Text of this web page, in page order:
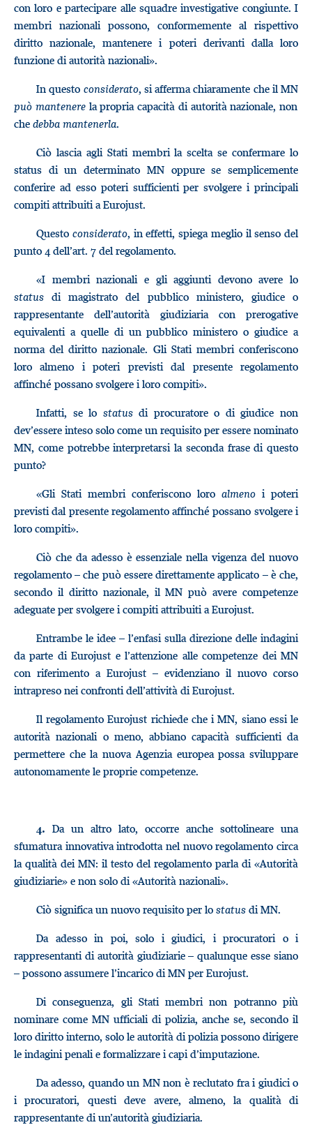
con loro e partecipare alle squadre investigative congiunte. I
membri nazionali possono, conformemente al rispettivo
diritto nazionale, mantenere i poteri derivanti dalla loro
funzione di autorità nazionali».
In questo considerato, si afferma chiaramente che il MN
può mantenerela propria capacità di autorità nazionale, non
che debba mantenerla.
Ciò lascia agli Stati membri la scelta se confermare lo
status di un determinato MN oppure se semplicemente
conferire ad esso poteri sufficienti per svolgere i principali
compiti attribuiti a Eurojust.
Questo considerato, in effetti, spiega meglio il senso del
punto 4 dell’art. 7 del regolamento.
«I membri nazionali e gli aggiunti devono avere lo
status di magistrato del pubblico ministero, giudice o
rappresentante dell’autorità giudiziaria con prerogative
equivalenti a quelle di un pubblico ministero o giudice a
norma del diritto nazionale. Gli Stati membri conferiscono
loro almeno i poteri previsti dal presente regolamento
affinché possano svolgere i loro compiti».
Infatti, se lo statusdi procuratore o di giudice non
dev’essere inteso solo come un requisito per essere nominato
MN, come potrebbe interpretarsi la seconda frase di questo
punto?
«Gli Stati membri conferiscono loro almeno i poteri
previsti dal presente regolamento affinché possano svolgere i
loro compiti».
Ciò che da adesso è essenziale nella vigenza del nuovo
regolamento – che può essere direttamente applicato – è che,
secondo il diritto nazionale, il MN può avere competenze
adeguate per svolgere i compiti attribuiti a Eurojust.
Entrambe le idee – l’enfasi sulla direzione delle indagini
da parte di Eurojust e l’attenzione alle competenze dei MN
con riferimento a Eurojust – evidenziano il nuovo corso
intrapreso nei confronti dell’attività di Eurojust.
Il regolamento Eurojust richiede che i MN, siano essi le
autorità nazionali o meno, abbiano capacità sufficienti da
permettere che la nuova Agenzia europea possa sviluppare
autonomamente le proprie competenze.
4. Da un altro lato, occorre anche sottolineare una
sfumatura innovativa introdotta nel nuovo regolamento circa
la qualità dei MN: il testo del regolamento parla di «Autorità
giudiziarie» e non solo di «Autorità nazionali».
Ciò significa un nuovo requisito per lo status di MN.
Da adesso in poi, solo i giudici, i procuratori o i
rappresentanti di autorità giudiziarie – qualunque esse siano
– possono assumere l’incarico di MN per Eurojust.
Di conseguenza, gli Stati membri non potranno più
nominare come MN ufficiali di polizia, anche se, secondo il
loro diritto interno, solo le autorità di polizia possono dirigere
le indagini penali e formalizzare i capi d’imputazione.
Da adesso, quando un MN non è reclutato fra i giudici o
i procuratori, questi deve avere, almeno, la qualità di
rappresentante di un’autorità giudiziaria.